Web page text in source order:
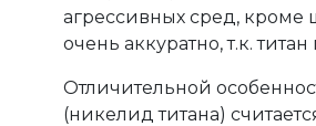
агрессивных сред, кроме
очень аккуратно, т.к.
Отличительной
(никелид титана)